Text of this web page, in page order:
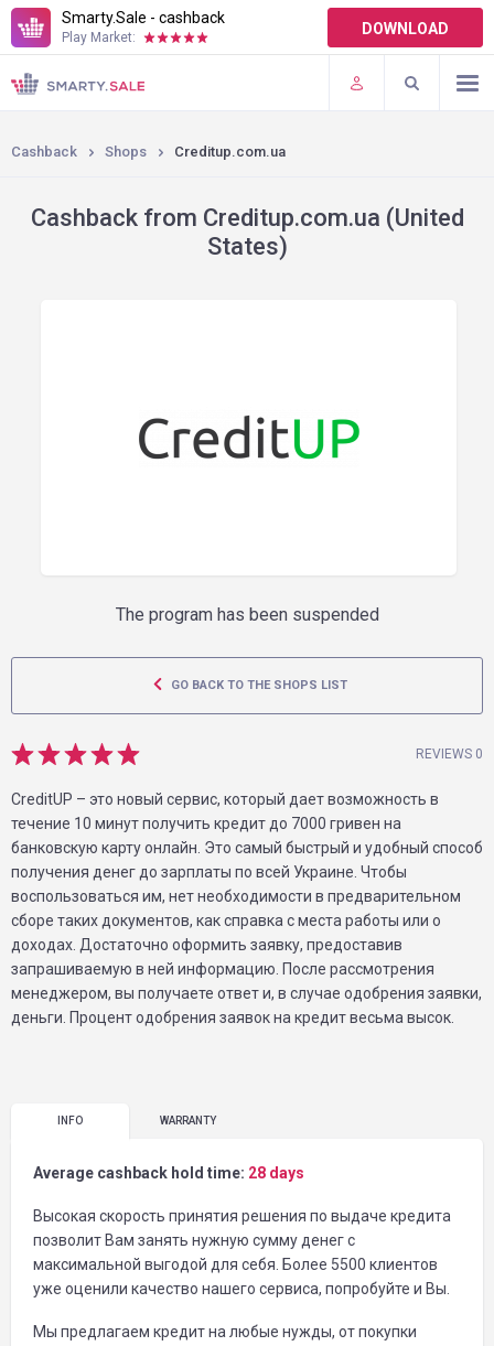
Smarty.Sale - cashback
Play Market: DOWNLOAD
TERMS OF USE
PLUGINS
Cashback Shops Creditup.com.ua
Cashback from Creditup.com.ua (United
States)
The program has been suspended
GO BACK TO THE SHOPS LIST
REVIEWS 0
CreditUP – это новый сервис, который дает возможность в
течение 10 минут получить кредит до 7000 гривен на
банковскую карту онлайн. Это самый быстрый и удобный способ
получения денег до зарплаты по всей Украине. Чтобы
воспользоваться им, нет необходимости в предварительном
сборе таких документов, как справка с места работы или о
доходах. Достаточно оформить заявку, предоставив
запрашиваемую в ней информацию. После рассмотрения
менеджером, вы получаете ответ и, в случае одобрения заявки,
деньги. Процент одобрения заявок на кредит весьма высок.
INFO WARRANTY
Average cashback hold time: 28 days
Высокая скорость принятия решения по выдаче кредита
позволит Вам занять нужную сумму денег с
максимальной выгодой для себя. Более 5500 клиентов
уже оценили качество нашего сервиса, попробуйте и Вы.
Мы предлагаем кредит на любые нужды, от покупки